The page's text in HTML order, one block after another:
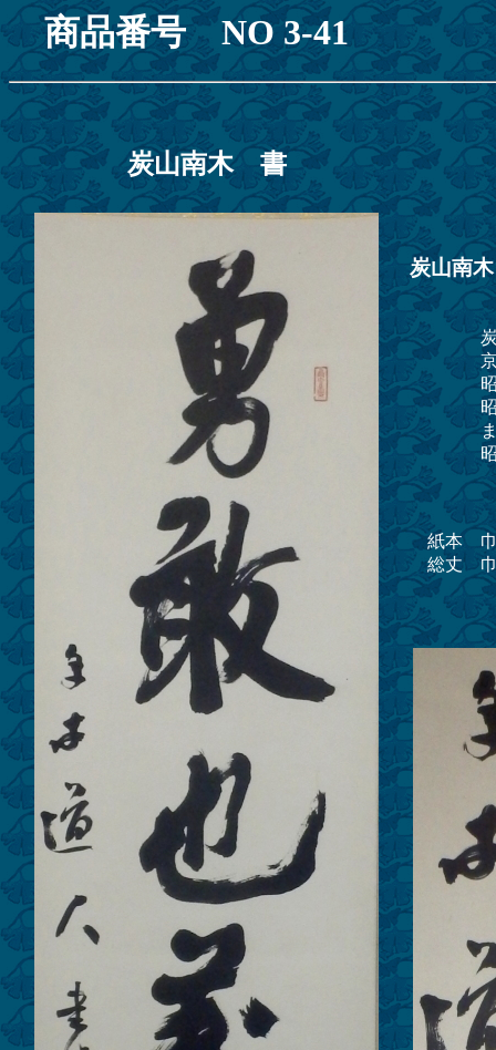
商品番号 NO 3-
炭山南木 書
炭山南木
炭山南
京都市
昭和17年
昭和26
また、大
昭和５
紙本 巾
総丈 巾
「勇